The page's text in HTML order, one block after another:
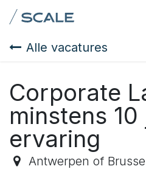
Overslaan naar inhoud
Alle vacatures
Corporate
minstens 10
ervaring
Antwerpen of